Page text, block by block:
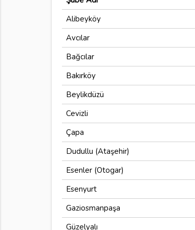
Alibeyköy
Avcılar
Bağcılar
Bakırköy
Beylikdüzü
Cevizli
Çapa
Dudullu (Ataşehir)
Esenler (Otogar)
Esenyurt
Gaziosmanpaşa
Güzelyalı